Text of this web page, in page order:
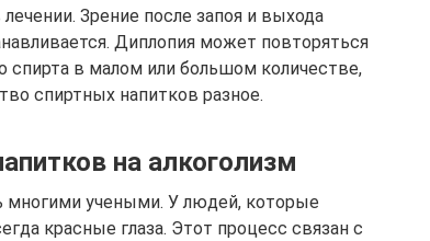
Зрение после запоя и выхода
Диплопия может повторяться
спирта в малом или большом количестве,
спиртных напитков разное.
на алкоголизм
многими учеными. У людей, которые
красные глаза. Этот процесс связан с